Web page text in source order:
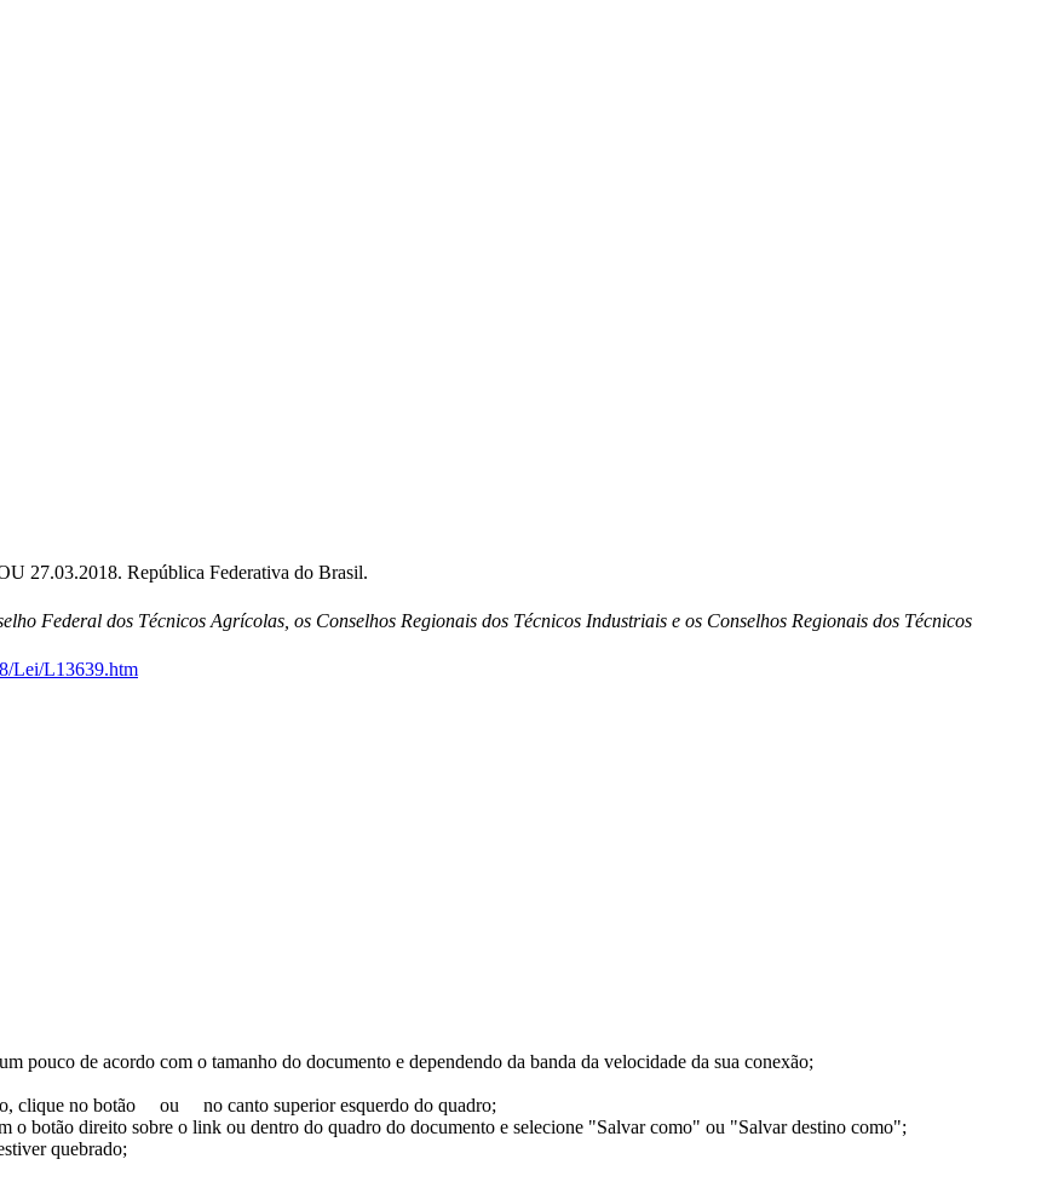
27.03.2018. República Federativa do Brasil.
Federal dos Técnicos Agrícolas, os Conselhos Regionais dos Técnicos Industriais e os Conselhos Regionais dos Técnicos
Lei/L13639.htm
pouco de acordo com o tamanho do documento e dependendo da banda da velocidade da sua conexão;
clique no botão
ou
no canto superior esquerdo do quadro;
o botão direito sobre o link ou dentro do quadro do documento e selecione "Salvar como" ou "Salvar destino como";
quebrado;